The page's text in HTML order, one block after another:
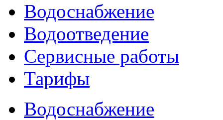
Водоснабжение
Водоотведение
Сервисные работы
Тарифы
Водоснабжение